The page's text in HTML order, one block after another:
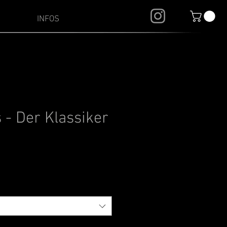
INFOS
- Der Klassiker